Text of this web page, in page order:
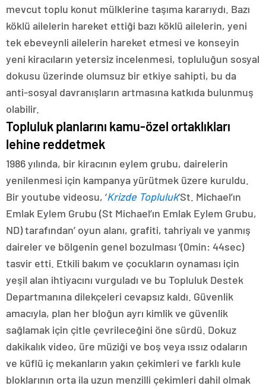
mevcut toplu konut mülklerine taşıma kararıydı. Bazı
köklü ailelerin hareket ettiği bazı köklü ailelerin, yeni
tek ebeveynli ailelerin hareket etmesi ve konseyin
yeni kiracıların yetersiz incelenmesi, topluluğun sosyal
dokusu üzerinde olumsuz bir etkiye sahipti, bu da
anti-sosyal davranışların artmasına katkıda bulunmuş
olabilir.
Topluluk planlarını kamu-özel ortaklıkları
lehine reddetmek
1986 yılında, bir kiracının eylem grubu, dairelerin
yenilenmesi için kampanya yürütmek üzere kuruldu.
Bir youtube videosu, ‘Krizde Topluluk‘St. Michael’ın
Emlak Eylem Grubu (St Michael’ın Emlak Eylem Grubu,
ND) tarafından’ oyun alanı, grafiti, tahriyalı ve yanmış
daireler ve bölgenin genel bozulması ‘(0min: 44sec)
tasvir etti. Etkili bakım ve çocukların oynaması için
yeşil alan ihtiyacını vurguladı ve bu Topluluk Destek
Departmanına dilekçeleri cevapsız kaldı. Güvenlik
amacıyla, plan her bloğun ayrı kimlik ve güvenlik
sağlamak için çitle çevrileceğini öne sürdü. Dokuz
dakikalık video, üre müziği ve boş veya ıssız odaların
ve küflü iç mekanların yakın çekimleri ve farklı kule
bloklarının orta ila uzun menzilli çekimleri dahil olmak